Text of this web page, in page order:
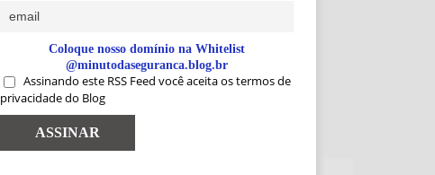
Coloque nosso domínio na Whitelist
@minutodaseguranca.blog.br
Assinando este RSS Feed você aceita os termos de
privacidade do Blog